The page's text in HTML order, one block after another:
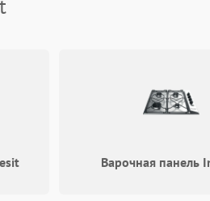
Варочная панель